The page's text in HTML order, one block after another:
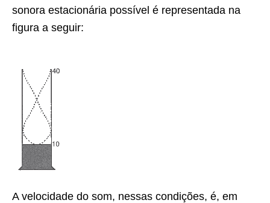
sonora estacionária possível é representada na
figura a seguir:
A velocidade do som, nessas condições, é, em